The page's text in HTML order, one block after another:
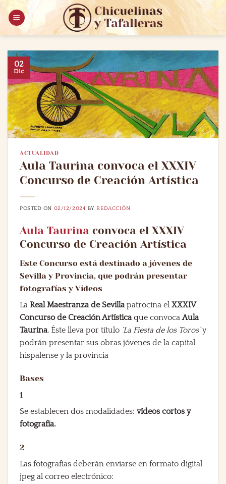
Saltar
contenido
02
Dic
ACTUALIDAD
Aula Taurina convoca el XXXIV
Concurso de Creación Artística
POSTED ON 02/12/2024 BYREDACCIÓN
Aula Taurina convoca el XXXIV
Concurso de Creación Artística
Este Concurso está destinado a jóvenes de
Sevilla y Provincia, que podrán presentar
fotografías y Vídeos
La Real Maestranza de Sevilla patrocina el XXXIV
Concurso de Creación Artística que convoca Aula
Taurina. Éste lleva por título ‘La Fiesta de los Toros’y
podrán presentar sus obras jóvenes de la capital
hispalense y la provincia
Bases
1
Se establecen dos modalidades: vídeos cortos y
fotografía.
2
Las fotografías deberán enviarse en formato digital
jpeg al correo electrónico: